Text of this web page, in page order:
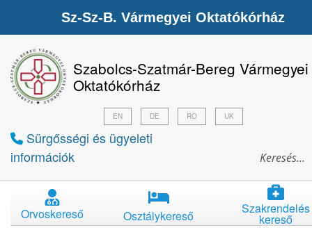
Szabolcs-Szatmár-Bereg Vármegyei
Oktatókórház
Sürgősségi és ügyeleti
információk
EN DE RO UK
Orvoskereső Osztálykereső Szakrendelés
kereső
Sz-Sz-B. Vármegyei Oktatókórház